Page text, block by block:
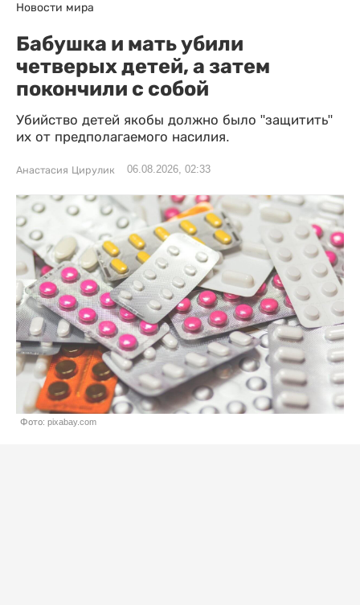
Новости мира
Бабушка и мать убили
четверых детей, а затем
покончили с собой
Убийство детей якобы должно было "защитить"
их от предполагаемого насилия.
Анастасия Цирулик 06.08.2026, 02:33
Фото: pixabay.com